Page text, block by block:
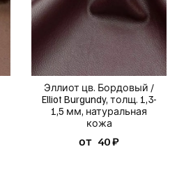
Эллиот цв. Бордовый /
Elliot Burgundy, толщ. 1,3-
1,5 мм, натуральная
кожа
от 40 ₽